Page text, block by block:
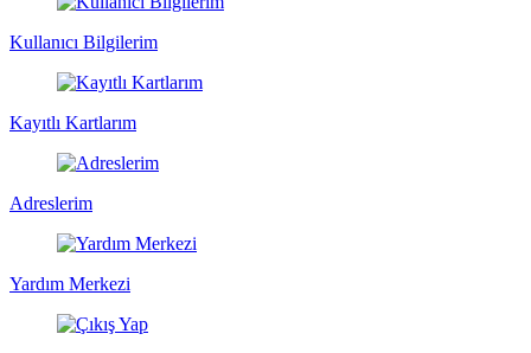
Kullanıcı Bilgilerim
Kayıtlı Kartlarım
Adreslerim
Yardım Merkezi